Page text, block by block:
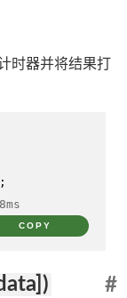
时器并将结果打
COPY
#